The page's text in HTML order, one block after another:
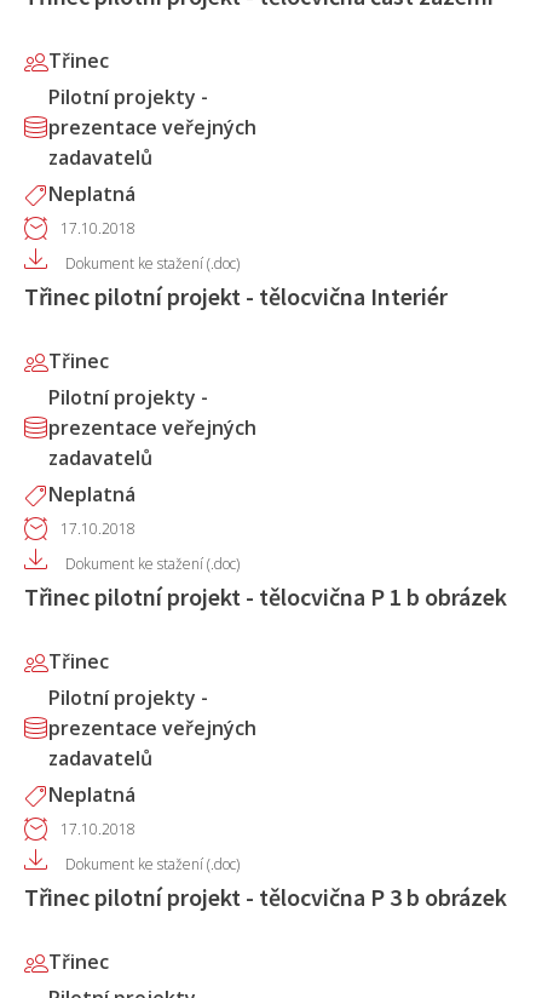
Třinec
Pilotní projekty -
prezentace veřejných
zadavatelů
Neplatná
17.10.2018
Dokument ke stažení (.doc)
Třinec pilotní projekt - tělocvična Interiér
Třinec
Pilotní projekty -
prezentace veřejných
zadavatelů
Neplatná
17.10.2018
Dokument ke stažení (.doc)
Třinec pilotní projekt - tělocvična P 1 b obrázek
Třinec
Pilotní projekty -
prezentace veřejných
zadavatelů
Neplatná
17.10.2018
Dokument ke stažení (.doc)
Třinec pilotní projekt - tělocvična P 3 b obrázek
Třinec